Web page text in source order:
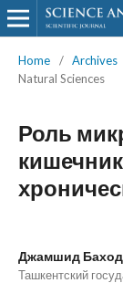
Home / Archives
Natural Sciences
Роль
Джамшид
Ташкентский